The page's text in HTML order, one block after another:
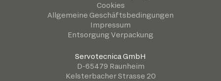
Cookies
Allgemeine Geschäftsbedingungen
Impressum
Entsorgung Verpackung
Servotecnica GmbH
D-65479 Raunheim
Kelsterbacher Strasse 20